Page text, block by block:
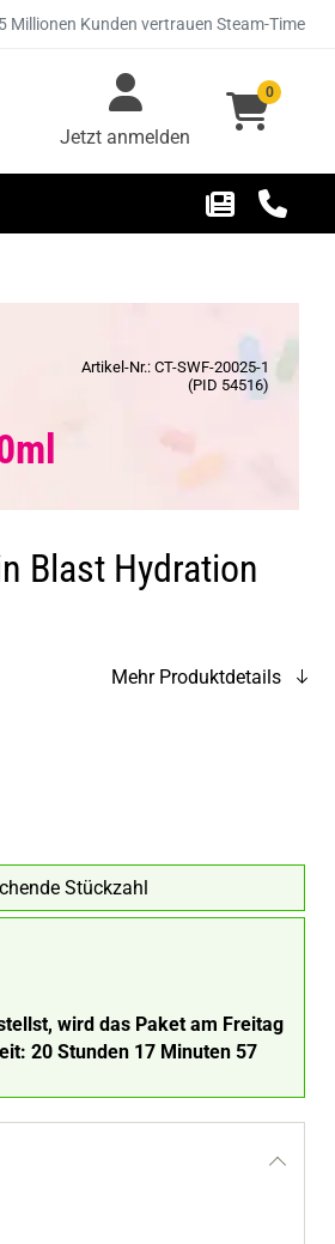
Millionen Kunden vertrauen Steam-Time
Jetzt anmelden
0
Artikel-Nr.: CT-SWF-20025-1
(PID 54516)
Blast Hydration
Mehr Produktdetails
Stückzahl
wird das Paket am Freitag
20 Stunden 17 Minuten 56